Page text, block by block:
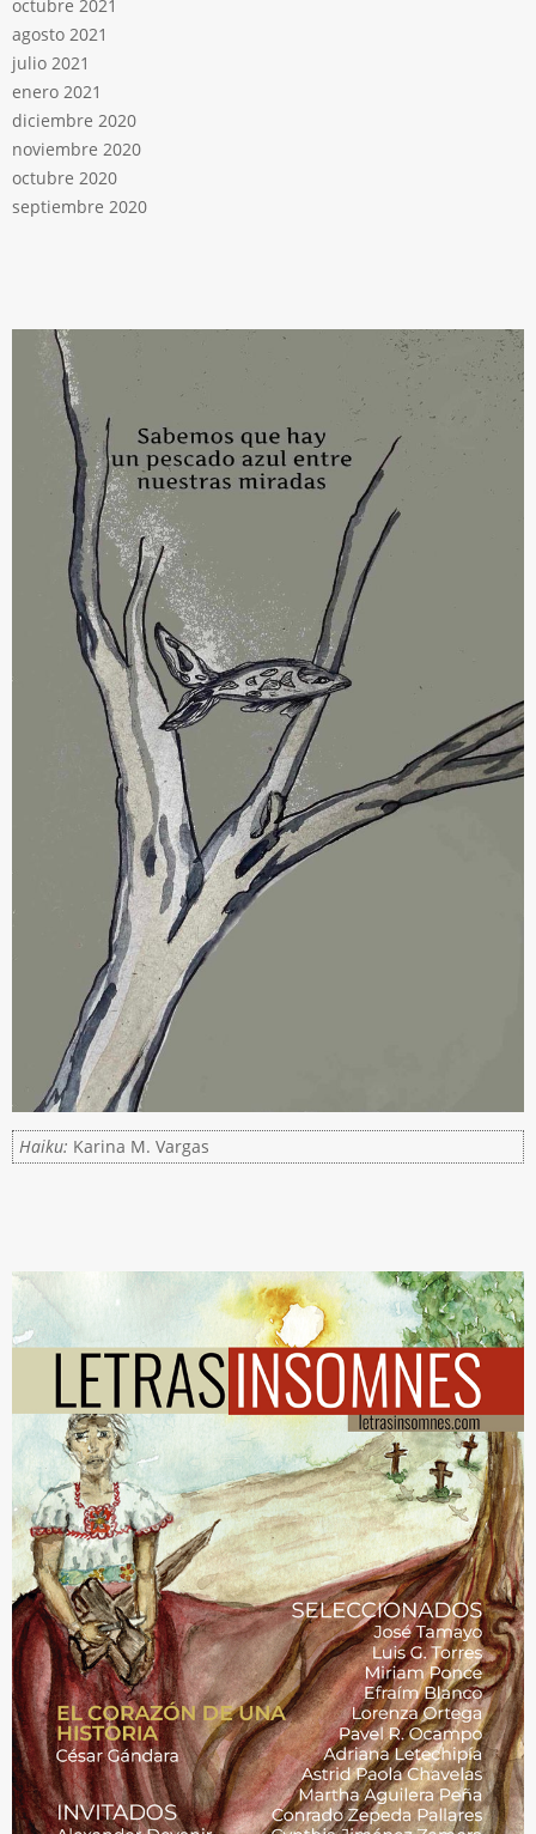
octubre 2021
agosto 2021
julio 2021
enero 2021
diciembre 2020
noviembre 2020
octubre 2020
septiembre 2020
Haiku: Karina M. Vargas